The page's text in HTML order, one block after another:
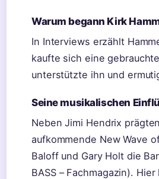
Warum begann Kirk
In Interviews erzählt
kaufte sich eine
unterstützte ihn und
Seine musikalischen
Neben Jimi Hendrix
aufkommende New Wave
Baloff und Gary Holt die
BASS – Fachmagazin).